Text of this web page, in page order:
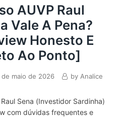
AUVP Raul
Vale A Pena?
Honesto E
Ao Ponto]
de maio de 2026 by Analice
Sena (Investidor Sardinha)
com dúvidas frequentes e